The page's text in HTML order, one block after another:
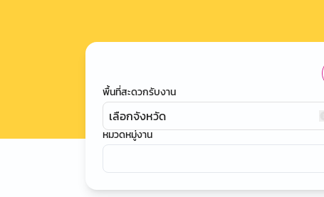
พื้นที่สะดวกรับงาน
เลือกจังหวัด
หมวดหมู่งาน